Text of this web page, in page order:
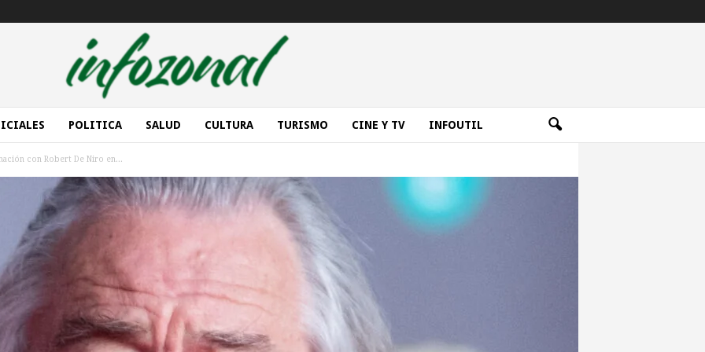
POLITICA SALUD CULTURA TURISMO CINE Y TV INFOUTIL
con Robert De Niro en...